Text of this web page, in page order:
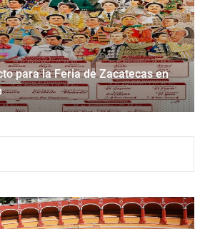
para la Feria de Zacatecas en